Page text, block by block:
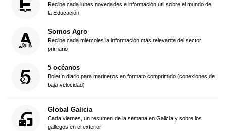
Recibe cada lunes novedades e información útil sobre el mundo de
la Educación
Somos Agro
Recibe cada miércoles la información más relevante del sector
primario
5 océanos
Boletín diario para marineros en formato comprimido (conexiones de
baja velocidad)
Global Galicia
Cada viernes, un resumen de la semana en Galicia y sobre los
gallegos en el exterior